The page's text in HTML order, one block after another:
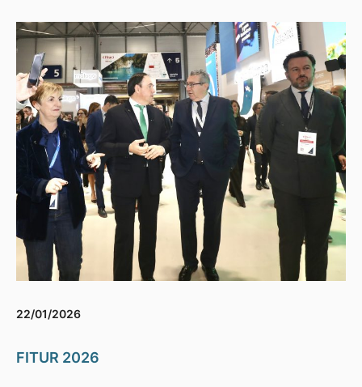
22/01/2026
FITUR 2026